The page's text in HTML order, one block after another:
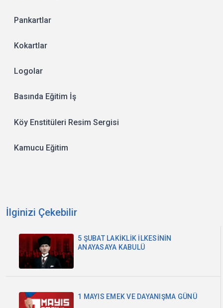
Pankartlar
Kokartlar
Logolar
Basında Eğitim İş
Köy Enstitüleri Resim Sergisi
Kamucu Eğitim
İlginizi Çekebilir
5 ŞUBAT LAKİKLİK İLKESİNİN
ANAYASAYA KABULÜ
1 MAYIS EMEK VE DAYANIŞMA GÜNÜ